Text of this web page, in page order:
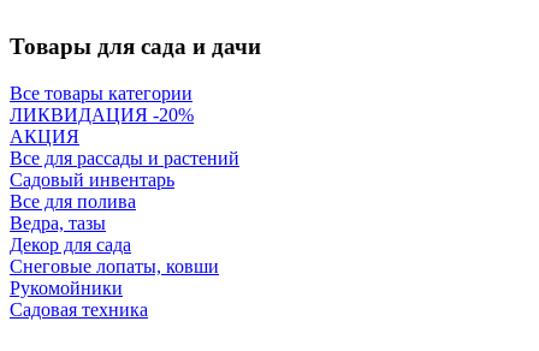
Товары для сада и дачи
Все товары категории
ЛИКВИДАЦИЯ -20%
АКЦИЯ
Все для рассады и растений
Садовый инвентарь
Все для полива
Ведра, тазы
Декор для сада
Снеговые лопаты, ковши
Рукомойники
Садовая техника